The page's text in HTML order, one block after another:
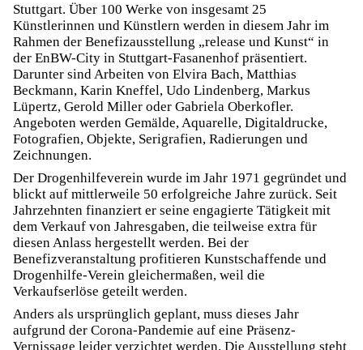
Stuttgart. Über 100 Werke von insgesamt 25
Künstlerinnen und Künstlern werden in diesem Jahr im
Rahmen der Benefizausstellung „release und Kunst“ in
der EnBW-City in Stuttgart-Fasanenhof präsentiert.
Darunter sind Arbeiten von Elvira Bach, Matthias
Beckmann, Karin Kneffel, Udo Lindenberg, Markus
Lüpertz, Gerold Miller oder Gabriela Oberkofler.
Angeboten werden Gemälde, Aquarelle, Digitaldrucke,
Fotografien, Objekte, Serigrafien, Radierungen und
Zeichnungen.
Der Drogenhilfeverein wurde im Jahr 1971 gegründet und
blickt auf mittlerweile 50 erfolgreiche Jahre zurück. Seit
Jahrzehnten finanziert er seine engagierte Tätigkeit mit
dem Verkauf von Jahresgaben, die teilweise extra für
diesen Anlass hergestellt werden. Bei der
Benefizveranstaltung profitieren Kunstschaffende und
Drogenhilfe-Verein gleichermaßen, weil die
Verkaufserlöse geteilt werden.
Anders als ursprünglich geplant, muss dieses Jahr
aufgrund der Corona-Pandemie auf eine Präsenz-
Vernissage leider verzichtet werden. Die Ausstellung steht